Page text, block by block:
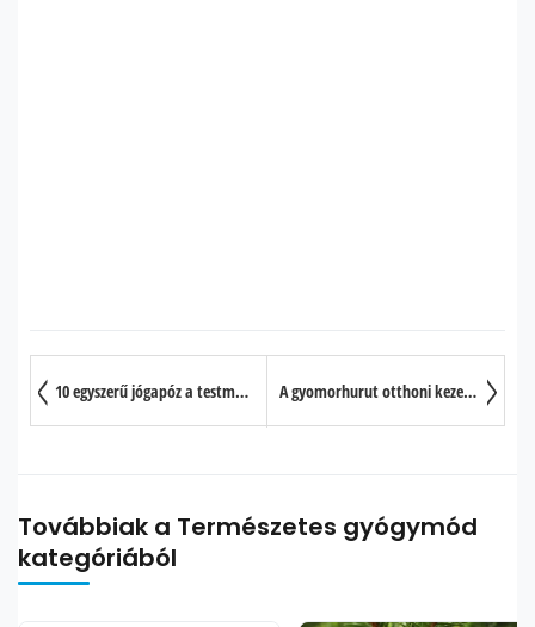
10 egyszerű jógapóz a testmagasság növeléséért A gyomorhurut otthoni kezelése
Továbbiak a Természetes gyógymód
kategóriából